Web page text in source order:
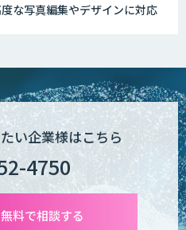
ューション
な写真編集やデザインに対応
い企業様はこちら
4750
料で相談する